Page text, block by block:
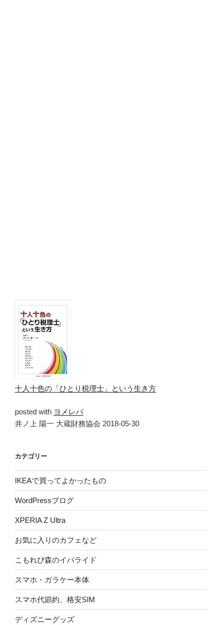
十人十色の「ひとり税理士」という生き方
posted with ヨメレバ
井ノ上 陽一 大蔵財務協会 2018-05-30
カテゴリー
IKEAで買ってよかったもの
WordPressブログ
XPERIA Z Ultra
お気に入りのカフェなど
こもれび森のイバライド
スマホ・ガラケー本体
スマホ代節約、格安SIM
ディズニーグッズ